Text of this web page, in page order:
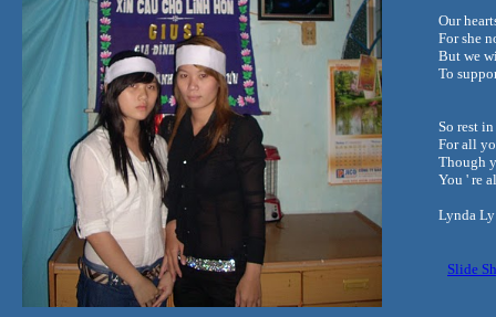
Our
For she
But we
To
So rest
For all
Though
You ' re
Lynda Ly
Slide